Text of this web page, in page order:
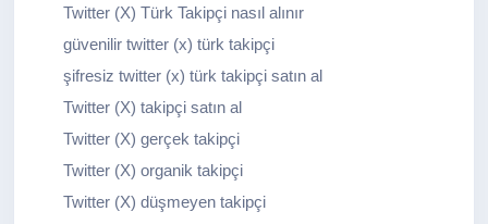
Twitter (X) Türk Takipçi nasıl alınır
güvenilir twitter (x) türk takipçi
şifresiz twitter (x) türk takipçi satın al
Twitter (X) takipçi satın al
Twitter (X) gerçek takipçi
Twitter (X) organik takipçi
Twitter (X) düşmeyen takipçi